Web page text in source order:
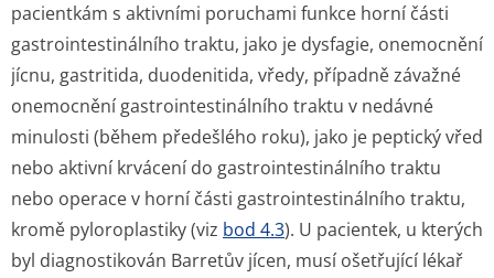
pacientkám s aktivními poruchami funkce horní části
gastrointesti­nálního traktu, jako je dysfagie, onemocnění
jícnu, gastritida, duodenitida, vředy, případně závažné
onemocnění gastrointesti­nálního traktu v nedávné
minulosti (během předešlého roku), jako je peptický vřed
nebo aktivní krvácení do gastrointesti­nálního traktu
nebo operace v horní části gastrointesti­nálního traktu,
kromě pyloroplastiky (viz bod 4.3). U pacientek, u kterých
byl diagnostikován Barretův jícen, musí ošetřující lékař